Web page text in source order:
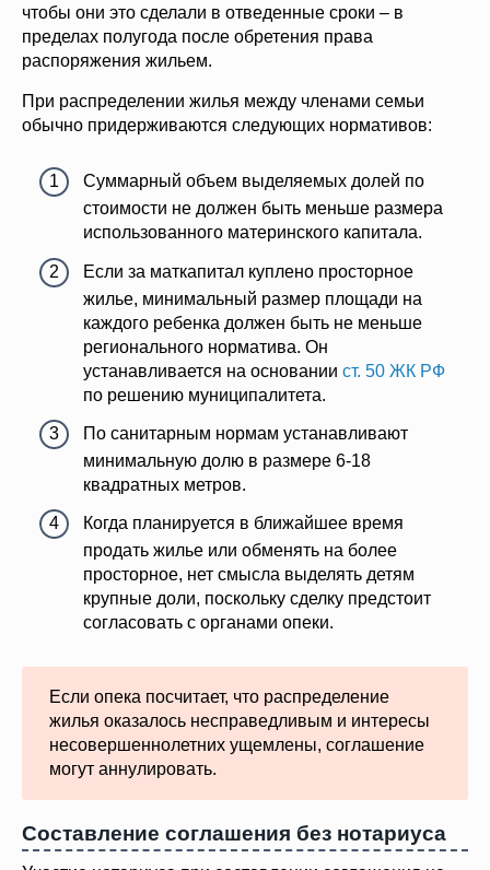
чтобы они это сделали в отведенные сроки – в
пределах полугода после обретения права
распоряжения жильем.
При распределении жилья между членами семьи
обычно придерживаются следующих нормативов:
Суммарный объем выделяемых долей по
стоимости не должен быть меньше размера
использованного материнского капитала.
Если за маткапитал куплено просторное
жилье, минимальный размер площади на
каждого ребенка должен быть не меньше
регионального норматива. Он
устанавливается на основании ст. 50 ЖК РФ
по решению муниципалитета.
По санитарным нормам устанавливают
минимальную долю в размере 6-18
квадратных метров.
Когда планируется в ближайшее время
продать жилье или обменять на более
просторное, нет смысла выделять детям
крупные доли, поскольку сделку предстоит
согласовать с органами опеки.
Если опека посчитает, что распределение
жилья оказалось несправедливым и интересы
несовершеннолетних ущемлены, соглашение
могут аннулировать.
Составление соглашения без нотариуса